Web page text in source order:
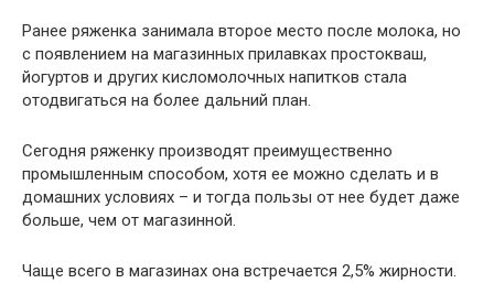
Ранее ряженка занимала второе место после молока, но
с появлением на магазинных прилавках простокваш,
йогуртов и других кисломолочных напитков стала
отодвигаться на более дальний план.
Сегодня ряженку производят преимущественно
промышленным способом, хотя ее можно сделать и в
домашних условиях – и тогда пользы от нее будет даже
больше, чем от магазинной.
Чаще всего в магазинах она встречается 2,5% жирности.